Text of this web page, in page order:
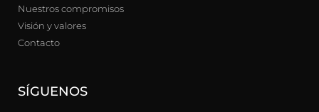
Nuestros compromisos
Visión y valores
Contacto
SÍGUENOS